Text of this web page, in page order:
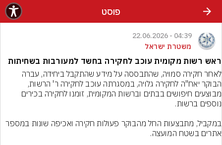
פוסט
04:39 - 22.06.2026
משטרת ישראל
ראש רשות מקומית עוכב לחקירה בחשד למעורבות בשחיתות
במקביל, מתבצעות החל מהבוקר פעולות חקירה ואכיפה שונות במספר